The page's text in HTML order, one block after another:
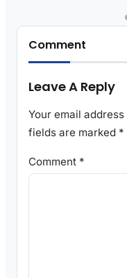
Comment
Leave A Reply
Your email
fields are marked *
Comment *